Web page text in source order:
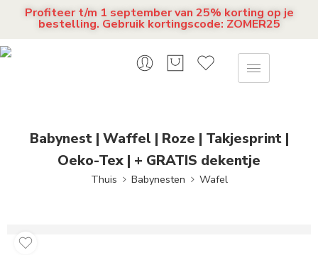
Profiteer t/m 1 september van 25% korting op je
bestelling. Gebruik kortingscode: ZOMER25
Babynest | Waffel | Roze | Takjesprint |
Oeko-Tex | + GRATIS dekentje
Thuis Babynesten Wafel